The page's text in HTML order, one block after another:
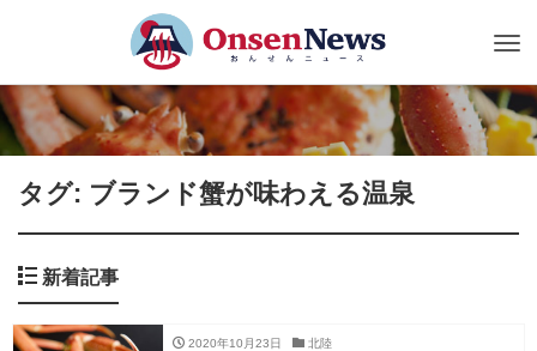
タグ: ブランド蟹が味わえる温泉
新着記事
2020年10月23日 北陸